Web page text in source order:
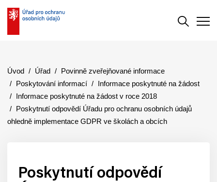
Úvod Úřad
Povinně zveřejňované informace
Poskytování informací
Informace poskytnuté na žádost
Informace poskytnuté na žádost v roce 2018
Poskytnutí odpovědí Úřadu pro ochranu osobních údajů
ohledně implementace GDPR ve školách a obcích
Poskytnutí odpovědí